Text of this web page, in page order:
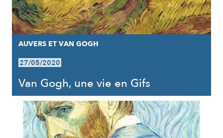
AUVERS ET VAN GOGH
27/05/2020
Van Gogh, une vie en Gifs